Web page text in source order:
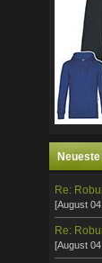
Re:
[August
Re:
[August